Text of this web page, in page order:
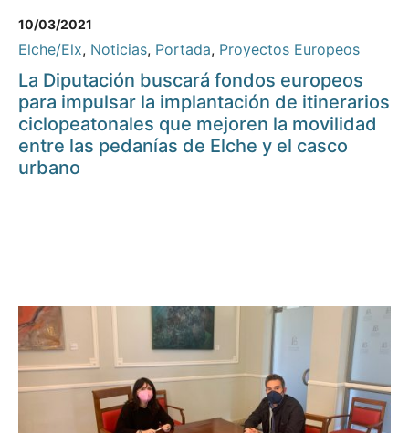
10/03/2021
Elche/Elx, Noticias, Portada, Proyectos Europeos
La Diputación buscará fondos europeos
para impulsar la implantación de itinerarios
ciclopeatonales que mejoren la movilidad
entre las pedanías de Elche y el casco
urbano